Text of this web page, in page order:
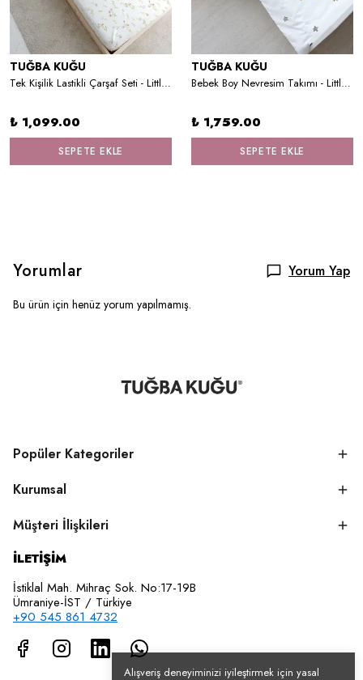
Alışveriş deneyiminizi iyileştirmek için yasal
TUĞBA KUĞU
Tek Kişilik Lastikli Çarşaf Seti - Little Deer Series - F Harfi
₺ 1,099.00
SEPETE EKLE
TUĞBA KUĞU
Bebek Boy Nevresim Takımı - Little Lion Series - N Harfi
₺ 1,759.00
SEPETE EKLE
Yorumlar Yorum Yap
Bu ürün için henüz yorum yapılmamış.
Popüler Kategoriler
Kurumsal
Müşteri İlişkileri
İLETİŞİM
İstiklal Mah. Mihraç Sok. No:17-19B
Ümraniye-İST / Türkiye
+90 545 861 4732